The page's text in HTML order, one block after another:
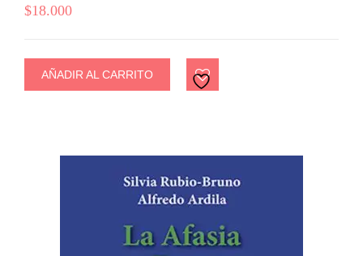
$18.000
AÑADIR AL CARRITO